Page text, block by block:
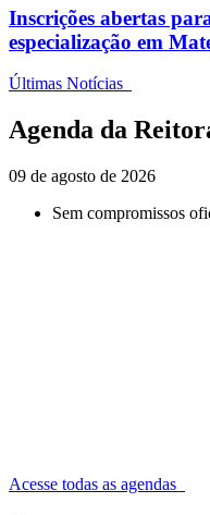
Inscrições abertas
especialização em
Últimas Notícias
Agenda da
09 de agosto de 2026
Sem compromissos
Acesse todas as agendas